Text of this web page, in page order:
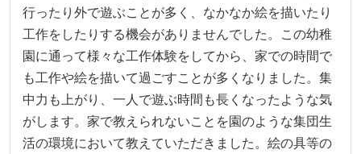
行ったり外で遊ぶことが多く、なかなか絵を描いたり
工作をしたりする機会がありませんでした。この幼稚
園に通って様々な工作体験をしてから、家での時間で
も工作や絵を描いて過ごすことが多くなりました。集
中力も上がり、一人で遊ぶ時間も長くなったような気
がします。家で教えられないことを園のような集団生
活の環境において教えていただきました。絵の具等の